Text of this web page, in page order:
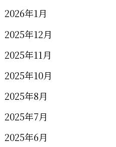
2026年1月
2025年12月
2025年11月
2025年10月
2025年8月
2025年7月
2025年6月